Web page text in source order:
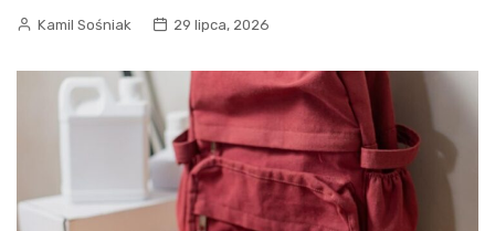
Kamil Sośniak 29 lipca, 2026